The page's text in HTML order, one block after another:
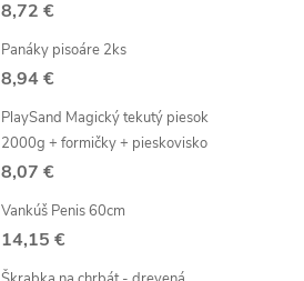
8,72 €
Panáky pisoáre 2ks
8,94 €
PlaySand Magický tekutý piesok
2000g + formičky + pieskovisko
8,07 €
Vankúš Penis 60cm
14,15 €